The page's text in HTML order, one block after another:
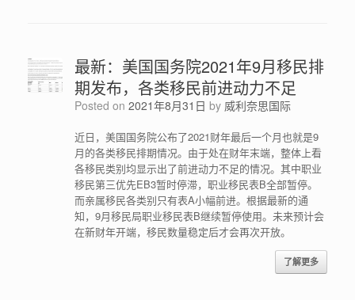
最新：美国国务院2021年9月移民排
期发布，各类移民前进动力不足
Posted on 2021年8月31日 by 威利奈思国际
近日，美国国务院公布了2021财年最后一个月也就是9
月的各类移民排期情况。由于处在财年末端，整体上看
各移民类别均显示出了前进动力不足的情况。其中职业
移民第三优先EB3暂时停滞，职业移民表B全部暂停。
而亲属移民各类别只有表A小幅前进。根据最新的通
知，9月移民局职业移民表B继续暂停使用。未来预计会
在新财年开端，移民数量稳定后才会再次开放。
了解更多